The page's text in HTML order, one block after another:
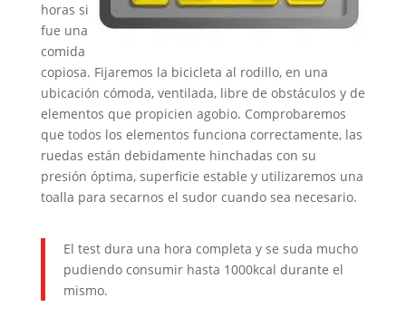
horas si
fue una
comida
copiosa. Fijaremos la bicicleta al rodillo, en una
ubicación cómoda, ventilada, libre de obstáculos y de
elementos que propicien agobio. Comprobaremos
que todos los elementos funciona correctamente, las
ruedas están debidamente hinchadas con su
presión óptima, superficie estable y utilizaremos una
toalla para secarnos el sudor cuando sea necesario.
El test dura una hora completa y se suda mucho
pudiendo consumir hasta 1000kcal durante el
mismo.